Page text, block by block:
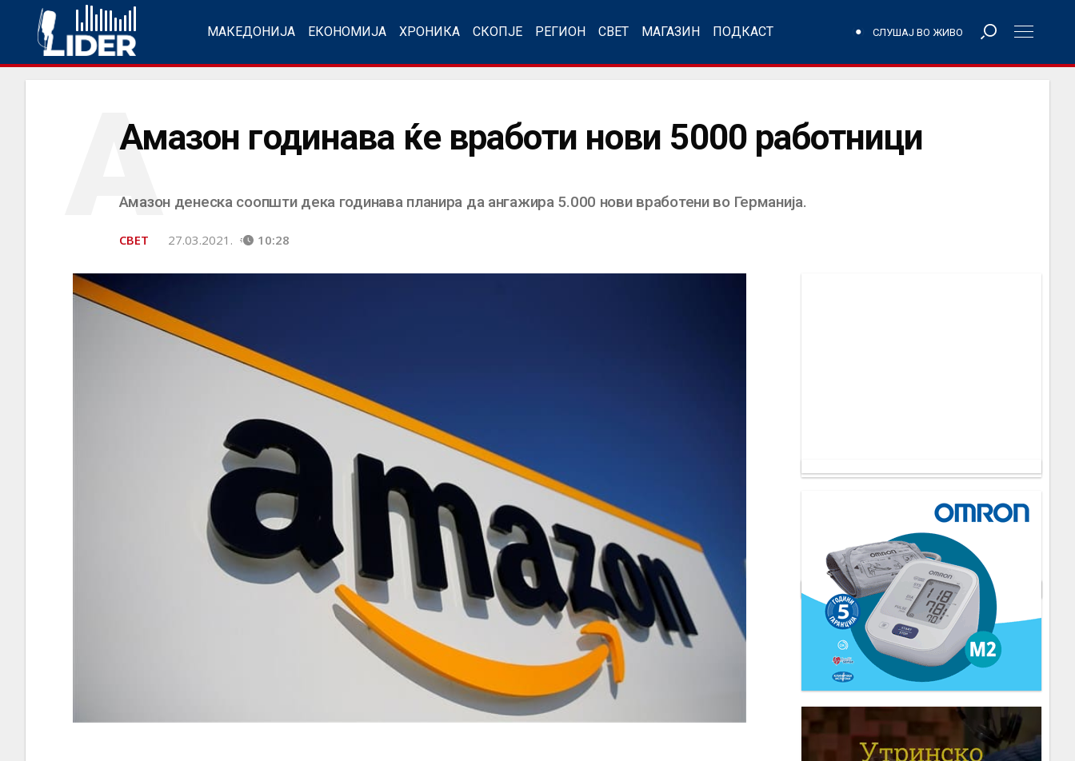
МАКЕДОНИЈА ЕКОНОМИЈА ХРОНИКА СКОПЈЕ РЕГИОН СВЕТ МАГАЗИН ПОДКАСТ СЛУШАЈ ВО ЖИВО
Амазон годинава ќе вработи нови 5000 работници
А
Амазон денеска соопшти дека годинава планира да ангажира 5.000 нови вработени во Германија.
СВЕТ 27.03.2021. 10:28